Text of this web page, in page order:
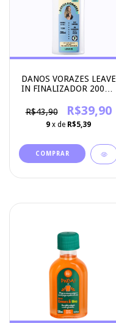
DANOS VORAZES LEAVE
IN FINALIZADOR 200ML
R$43,90
R$39,90
9 x de R$5,39